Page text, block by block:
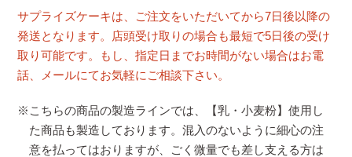
サプライズケーキは、ご注文をいただいてから7日後以降の
発送となります。店頭受け取りの場合も最短で5日後の受け
取り可能です。もし、指定日までお時間がない場合はお電
話、メールにてお気軽にご相談下さい。
※こちらの商品の製造ラインでは、【乳・小麦粉】使用し
た商品も製造しております。混入のないように細心の注
意を払ってはおりますが、ごく微量でも差し支える方は